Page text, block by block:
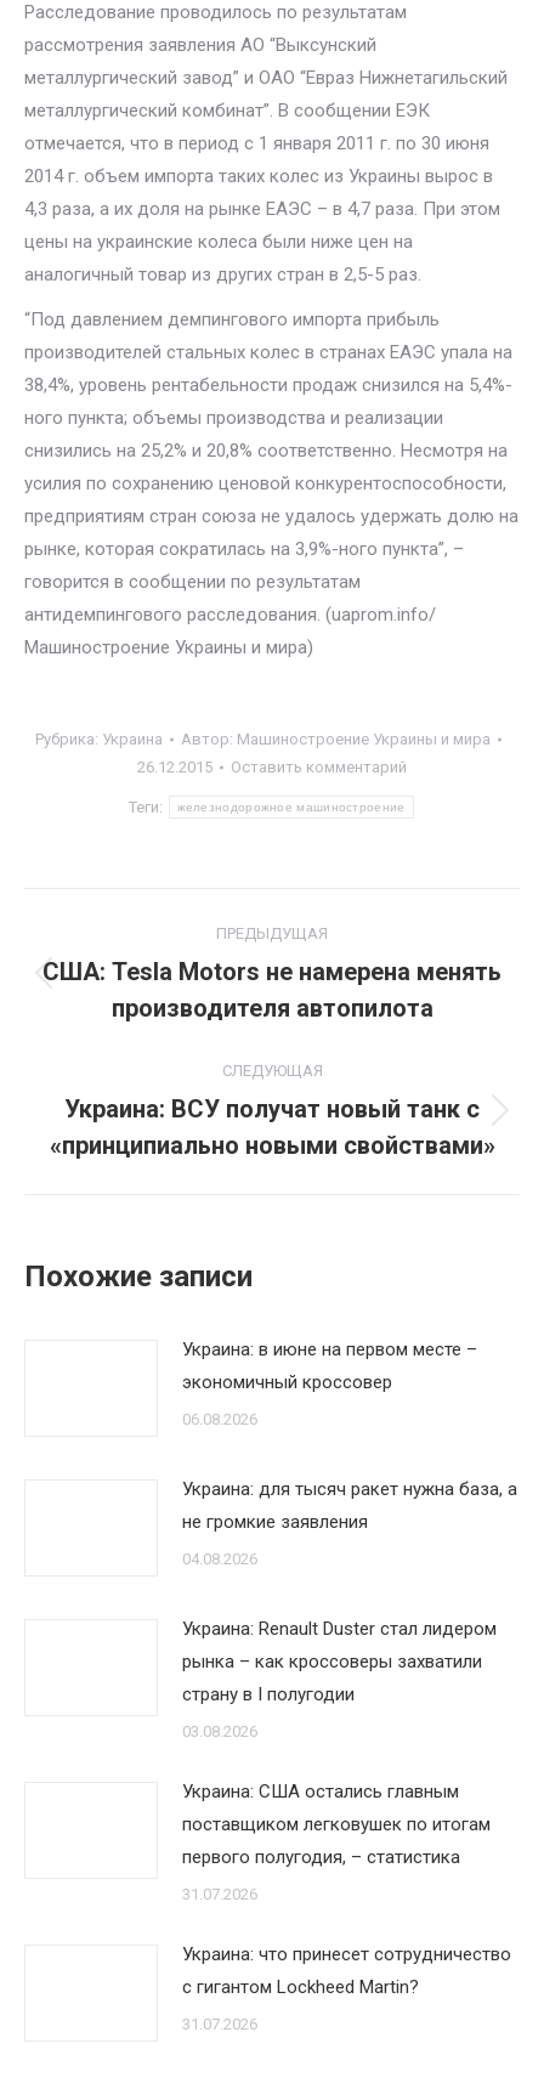
Расследование проводилось по результатам
рассмотрения заявления АО “Выксунский
металлургический завод” и ОАО “Евраз Нижнетагильский
металлургический комбинат”. В сообщении ЕЭК
отмечается, что в период с 1 января 2011 г. по 30 июня
2014 г. объем импорта таких колес из Украины вырос в
4,3 раза, а их доля на рынке ЕАЭС – в 4,7 раза. При этом
цены на украинские колеса были ниже цен на
аналогичный товар из других стран в 2,5-5 раз.
“Под давлением демпингового импорта прибыль
производителей стальных колес в странах ЕАЭС упала на
38,4%, уровень рентабельности продаж снизился на 5,4%-
ного пункта; объемы производства и реализации
снизились на 25,2% и 20,8% соответственно. Несмотря на
усилия по сохранению ценовой конкурентоспособности,
предприятиям стран союза не удалось удержать долю на
рынке, которая сократилась на 3,9%-ного пункта”, –
говорится в сообщении по результатам
антидемпингового расследования. (uaprom.info/
Машиностроение Украины и мира)
Рубрика: Украина Автор: Машиностроение Украины и мира
26.12.2015
Оставить комментарий
Теги: железнодорожное машиностроение
по
записям
ПРЕДЫДУЩАЯ
Предыдущая
запись:
США: Tesla Motors не намерена менять
производителя автопилота
СЛЕДУЮЩАЯ
Следующая
запись:
Украина: ВСУ получат новый танк с
«принципиально новыми свойствами»
Похожие записи
Украина: в июне на первом месте –
экономичный кроссовер
06.08.2026
Украина: для тысяч ракет нужна база, а
не громкие заявления
04.08.2026
Украина: Renault Duster стал лидером
рынка – как кроссоверы захватили
страну в I полугодии
03.08.2026
Украина: США остались главным
поставщиком легковушек по итогам
первого полугодия, – статистика
31.07.2026
Украина: что принесет сотрудничество
с гигантом Lockheed Martin?
31.07.2026